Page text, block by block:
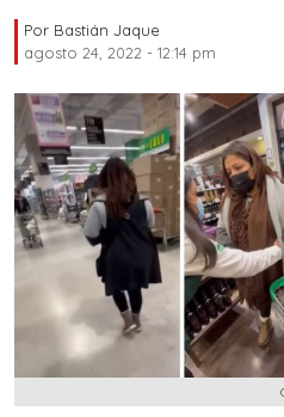
Por Bastián Jaque
agosto 24, 2022 - 12:14 pm